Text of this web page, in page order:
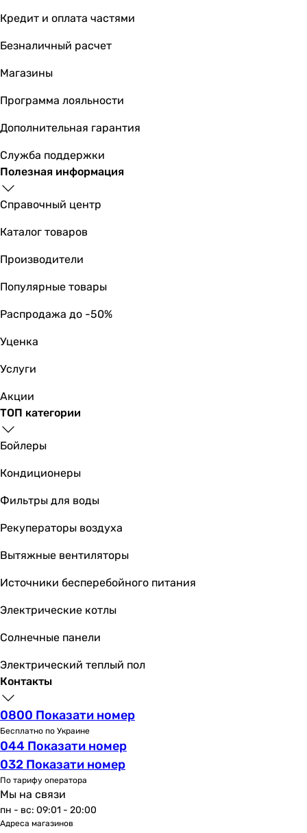
для системы обратного осмоса
для системы обратного осмоса
для системы обратного осмоса
для системы обратного осмоса
для системы обратного осмоса
для системы обратного осмоса
Тип фильтра
комплект фильтров
комплект фильтров
комплект фильтров
комплект фильтров
комплект фильтров
комплект фильтров
комплект фильтров
комплект фильтров
комплект фильтров
Количество фильтров в комплекте
5 шт
5 шт
5 шт
5 шт
5 шт
5 шт
6 шт
4 шт
Вид
универсальный
универсальный
универсальный
универсальный
универсальный
универсальный
универсальный
универсальный
Эффективная очистка
от органических соединений, от мутности, от
от мутности, от механических загрязнений, от
от органических соединений, от механических
от механических загрязнений, от мутности, от
Кредит и оплата частями
Безналичный расчет
Магазины
Программа лояльности
Дополнительная гарантия
Служба поддержки
Полезная информация
Справочный центр
Каталог товаров
Производители
Популярные товары
Распродажа до -50%
Уценка
Услуги
Акции
ТОП категории
Бойлеры
Кондиционеры
Фильтры для воды
Рекуператоры воздуха
Вытяжные вентиляторы
Источники бесперебойного питания
Электрические котлы
Солнечные панели
Электрический теплый пол
Контакты
0800 Показати номер
Бесплатно по Украине
044 Показати номер
032 Показати номер
По тарифу оператора
Мы на связи
пн - вс: 09:01 - 20:00
Адреса магазинов